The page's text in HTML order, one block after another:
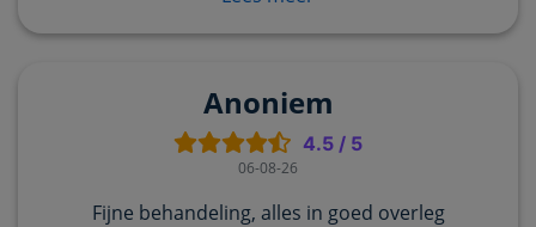
Anoniem
4.5/ 5
06-08-26
Fijne behandeling, alles in goed overleg